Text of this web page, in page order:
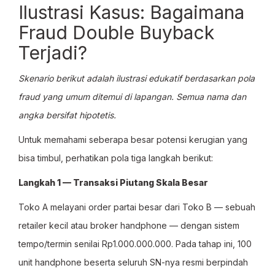
Ilustrasi Kasus: Bagaimana
Fraud Double Buyback
Terjadi?
Skenario berikut adalah ilustrasi edukatif berdasarkan pola
fraud yang umum ditemui di lapangan. Semua nama dan
angka bersifat hipotetis.
Untuk memahami seberapa besar potensi kerugian yang
bisa timbul, perhatikan pola tiga langkah berikut:
Langkah 1 — Transaksi Piutang Skala Besar
Toko A melayani order partai besar dari Toko B — sebuah
retailer kecil atau broker handphone — dengan sistem
tempo/termin senilai Rp1.000.000.000. Pada tahap ini, 100
unit handphone beserta seluruh SN-nya resmi berpindah